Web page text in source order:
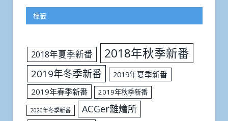
標籤
2018年夏季新番 2018年秋季新番
2019年冬季新番
2019年夏季新番
2019年春季新番
2019年秋季新番
2020年冬季新番 ACGer雜燴所